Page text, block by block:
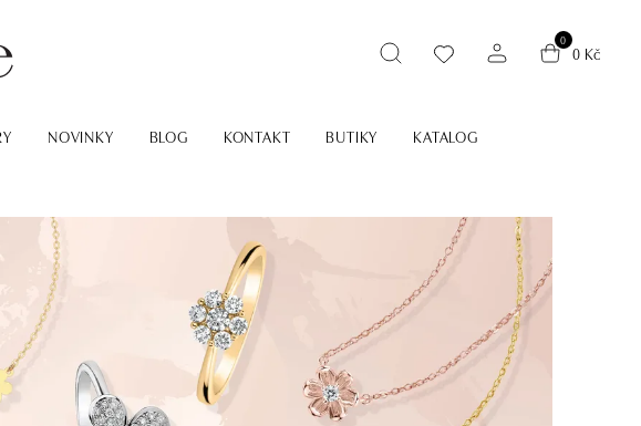
0
0 Kč
NOVINKY BLOG KONTAKT BUTIKY KATALOG